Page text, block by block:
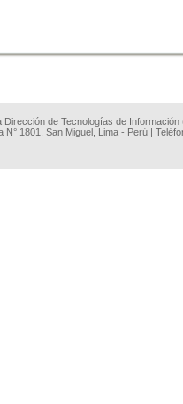
Dirección de Tecnologías de
N° 1801, San Miguel, Lima - Perú |